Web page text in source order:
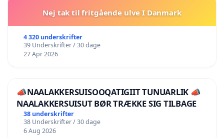
Nej tak til fritgående ulve I Danmark
4 320 underskrifter
39 Underskrifter / 30 dage
27 Apr 2026
📣NAALAKKERSUISOOQATIGIIT TUNUARLIK 📣
NAALAKKERSUISUT BØR TRÆKKE SIG TILBAGE
38 underskrifter
38 Underskrifter / 30 dage
6 Aug 2026